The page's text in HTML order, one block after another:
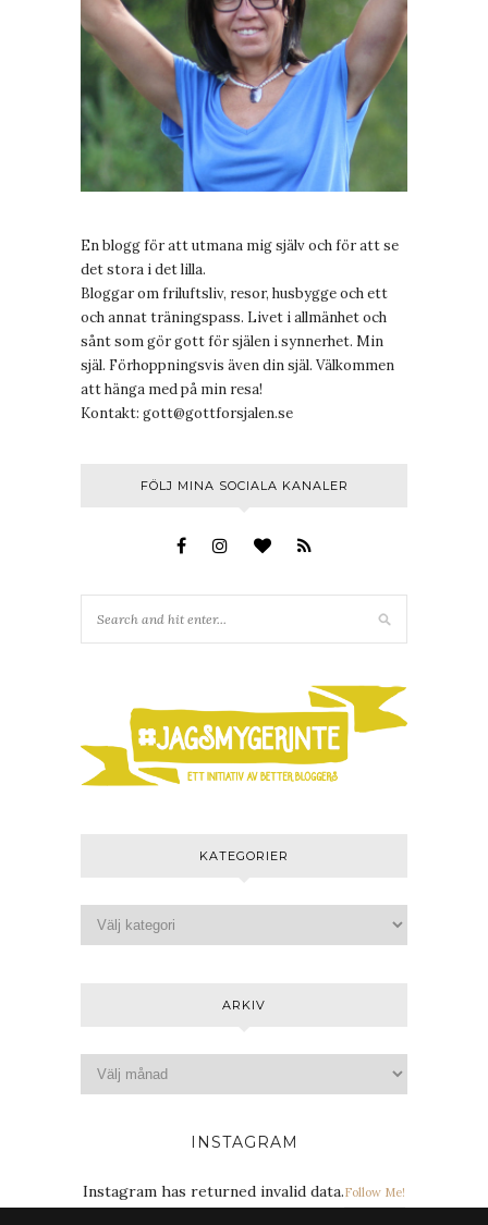
En blogg för att utmana mig själv och för att se
det stora i det lilla.
Bloggar om friluftsliv, resor, husbygge och ett
och annat träningspass. Livet i allmänhet och
sånt som gör gott för själen i synnerhet. Min
själ. Förhoppningsvis även din själ. Välkommen
att hänga med på min resa!
Kontakt: gott@gottforsjalen.se
FÖLJ MINA SOCIALA KANALER
KATEGORIER
ARKIV
INSTAGRAM
Instagram has returned invalid data.Follow Me!